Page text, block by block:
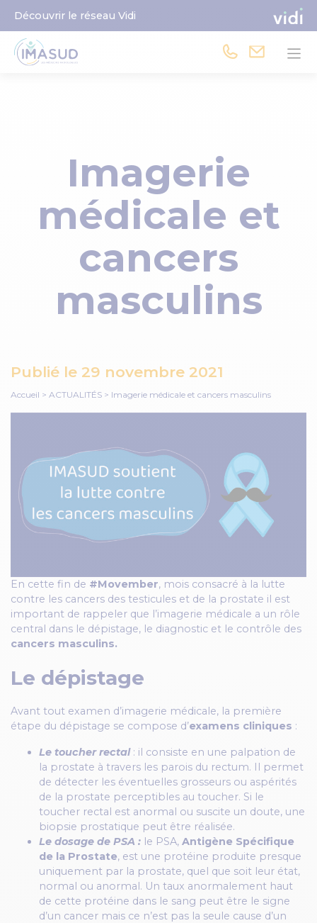
Découvrir le réseau Vidi
Imagerie
médicale et
cancers
masculins
Publié le 29 novembre 2021
Accueil > ACTUALITÉS > Imagerie médicale et cancers masculins
En cette fin de #Movember, mois consacré à la lutte
contre les cancers des testicules et de la prostate il est
important de rappeler que l’imagerie médicale a un rôle
central dans le dépistage, le diagnostic et le contrôle des
cancers masculins.
Le dépistage
Avant tout examen d’imagerie médicale, la première
étape du dépistage se compose d’examens cliniques :
Le toucher rectal : il consiste en une palpation de
la prostate à travers les parois du rectum. Il permet
de détecter les éventuelles grosseurs ou aspérités
de la prostate perceptibles au toucher. Si le
toucher rectal est anormal ou suscite un doute, une
biopsie prostatique peut être réalisée.
Le dosage de PSA : le PSA, Antigène Spécifique
de la Prostate, est une protéine produite presque
uniquement par la prostate, quel que soit leur état,
normal ou anormal. Un taux anormalement haut
de cette protéine dans le sang peut être le signe
d’un cancer mais ce n’est pas la seule cause d’un